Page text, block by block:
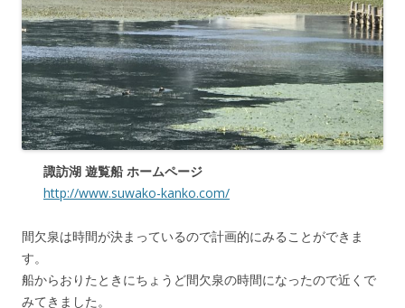
諏訪湖 遊覧船 ホームページ
http://www.suwako-kanko.com/
間欠泉は時間が決まっているので計画的にみることができま
す。
船からおりたときにちょうど間欠泉の時間になったので近くで
みてきました。